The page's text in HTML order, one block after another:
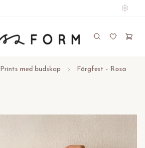
Prints med budskap Färgfest - Rosa